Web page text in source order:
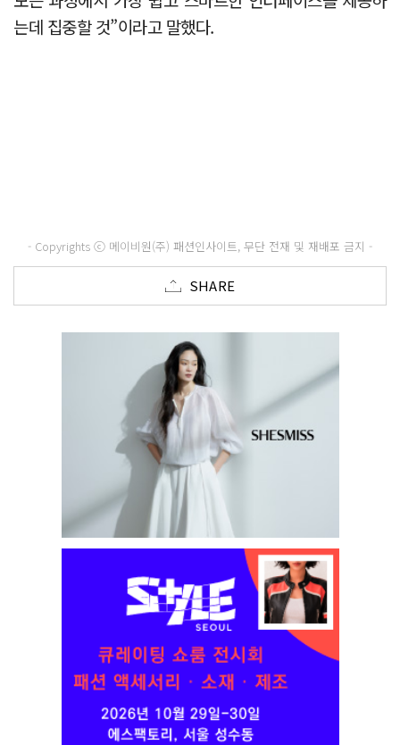
는데 집중할 것”이라고 말했다.
- Copyrights ⓒ 메이비원(주) 패션인사이트, 무단 전재 및 재배포 금지 -
SHARE